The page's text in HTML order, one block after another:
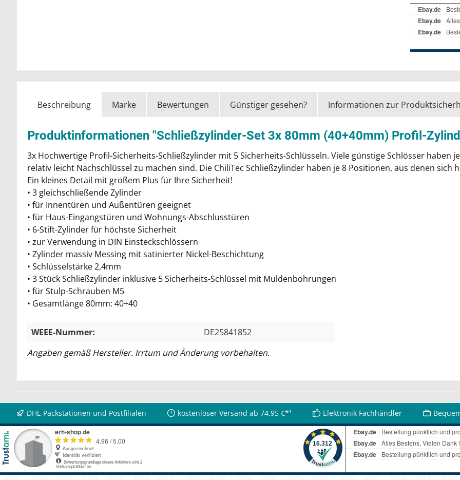
Beschreibung Marke Bewertungen Günstiger gesehen? Informationen zur
Produktinformationen "Schließzylinder-Set 3x 80mm (40+40mm) Profil-
3x Hochwertige Profil-Sicherheits-Schließzylinder mit 5 Sicherheits-Schlüsseln. Viele günstige Schlösser haben
relativ leicht Nachschlüssel zu machen sind. Die ChiliTec Schließzylinder haben je 8 Positionen, aus denen
Ein kleines Detail mit großem Plus für Ihre Sicherheit!
• 3 gleichschließende Zylinder
• für Innentüren und Außentüren geeignet
• für Haus-Eingangstüren und Wohnungs-Abschlusstüren
• 6-Stift-Zylinder für höchste Sicherheit
• zur Verwendung in DIN Einsteckschlössern
• Zylinder massiv Messing mit satinierter Nickel-Beschichtung
• Schlüsselstärke 2,4mm
• 3 Stück Schließzylinder inklusive 5 Sicherheits-Schlüssel mit Muldenbohrungen
• für Stulp-Schrauben M5
• Gesamtlänge 80mm: 40+40
WEEE-Nummer:
DE25841852
Angaben gemäß Hersteller. Irrtum und Änderung vorbehalten.
DHL-Packstationen und Postfilialen kostenloser Versand ab 74,95 €*¹ Elektronik Fachhändler